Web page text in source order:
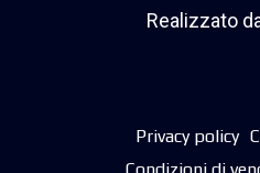
Realizzato
Privacy policy